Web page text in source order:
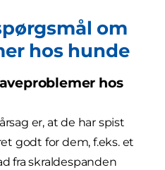
om
hos hunde
hos
er, at de har spist
godt for dem, f.eks. et
fra skraldespanden